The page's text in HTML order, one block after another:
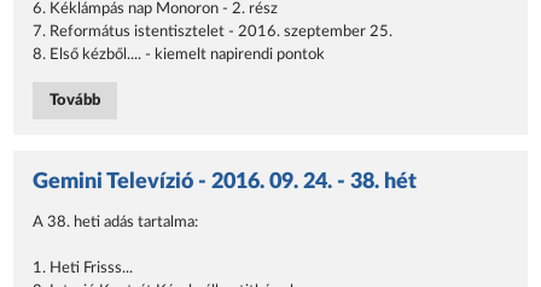
6. Kéklámpás nap Monoron - 2. rész
7. Református istentisztelet - 2016. szeptember 25.
8. Első kézből.... - kiemelt napirendi pontok
Tovább
Gemini Televízió - 2016. 09. 24. - 38. hét
A 38. heti adás tartalma:
1. Heti Frisss...